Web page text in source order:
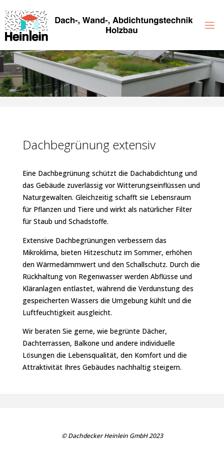
Inhalt
springen
Dachbegrünung extensiv
Eine Dachbegrünung schützt die Dachabdichtung und
das Gebäude zuverlässig vor Witterungseinflüssen und
Naturgewalten. Gleichzeitig schafft sie Lebensraum
für Pflanzen und Tiere und wirkt als natürlicher Filter
für Staub und Schadstoffe.
Extensive Dachbegrünungen verbessern das
Mikroklima, bieten Hitzeschutz im Sommer, erhöhen
den Wärmedämmwert und den Schallschutz. Durch die
Rückhaltung von Regenwasser werden Abflüsse und
Kläranlagen entlastet, während die Verdunstung des
gespeicherten Wassers die Umgebung kühlt und die
Luftfeuchtigkeit ausgleicht.
Wir beraten Sie gerne, wie begrünte Dächer,
Dachterrassen, Balkone und andere individuelle
Lösungen die Lebensqualität, den Komfort und die
Attraktivität Ihres Gebäudes nachhaltig steigern.
© Dachdecker Heinlein GmbH 2023